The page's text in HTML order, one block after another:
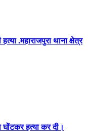
.महाराजपुरा थाना क्षेत्र
हत्या कर दी।